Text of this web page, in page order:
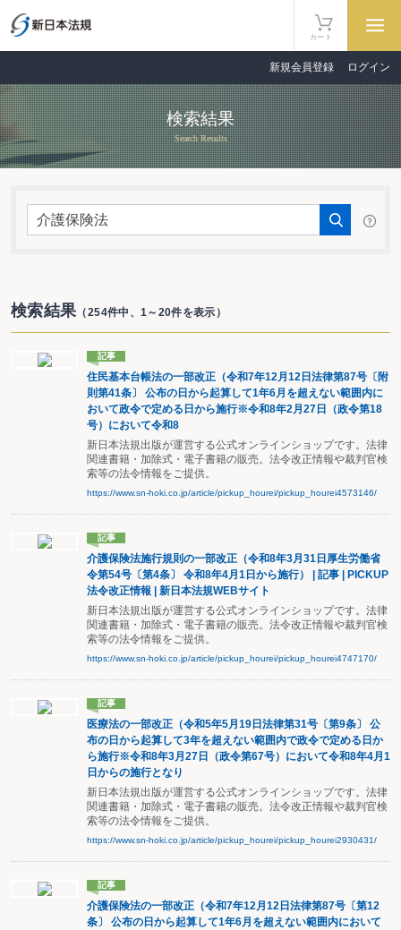
カート
新規会員登録 ログイン
検索結果
Search Results
検索結果（254件中、1～20件を表示）
記事
住民基本台帳法の一部改正（令和7年12月12日法律第87号〔附
則第41条〕 公布の日から起算して1年6月を超えない範囲内に
おいて政令で定める日から施行※令和8年2月27日（政令第18
号）において令和8
新日本法規出版が運営する公式オンラインショップです。法律
関連書籍・加除式・電子書籍の販売。法令改正情報や裁判官検
索等の法令情報をご提供。
https://www.sn-hoki.co.jp/article/pickup_hourei/pickup_hourei4573146/
記事
介護保険法施行規則の一部改正（令和8年3月31日厚生労働省
令第54号〔第4条〕 令和8年4月1日から施行） | 記事 | PICKUP
法令改正情報 | 新日本法規WEBサイト
新日本法規出版が運営する公式オンラインショップです。法律
関連書籍・加除式・電子書籍の販売。法令改正情報や裁判官検
索等の法令情報をご提供。
https://www.sn-hoki.co.jp/article/pickup_hourei/pickup_hourei4747170/
記事
医療法の一部改正（令和5年5月19日法律第31号〔第9条〕 公
布の日から起算して3年を超えない範囲内で政令で定める日か
ら施行※令和8年3月27日（政令第67号）において令和8年4月1
日からの施行となり
新日本法規出版が運営する公式オンラインショップです。法律
関連書籍・加除式・電子書籍の販売。法令改正情報や裁判官検
索等の法令情報をご提供。
https://www.sn-hoki.co.jp/article/pickup_hourei/pickup_hourei2930431/
記事
介護保険法の一部改正（令和7年12月12日法律第87号〔第12
条〕 公布の日から起算して1年6月を超えない範囲内において